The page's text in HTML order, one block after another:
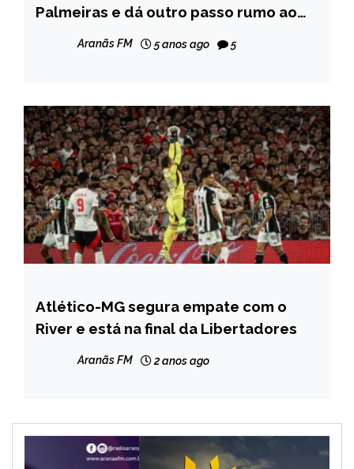
Palmeiras e dá outro passo rumo ao
Aranãs FM 5 anos ago 5
ESPORTES
NOTÍCIAS
Atlético-MG segura empate com o
River e está na final da Libertadores
Aranãs FM 2 anos ago